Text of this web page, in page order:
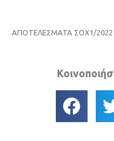
ΑΠΟΤΕΛΕΣΜΑΤΑ ΣΟΧ1/2022